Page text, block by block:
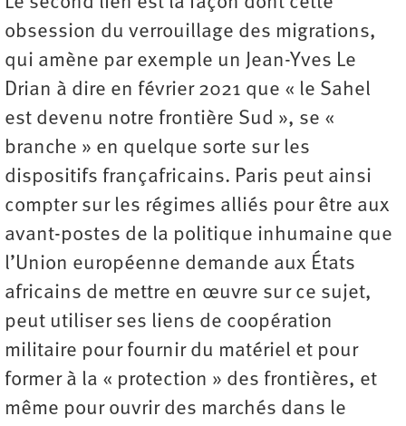
obsession du verrouillage des migrations,
qui amène par exemple un Jean-Yves Le
Drian à dire en février 2021 que « le Sahel
est devenu notre frontière Sud », se «
branche » en quelque sorte sur les
dispositifs françafricains. Paris peut ainsi
compter sur les régimes alliés pour être aux
avant-postes de la politique inhumaine que
l’Union européenne demande aux États
africains de mettre en œuvre sur ce sujet,
peut utiliser ses liens de coopération
militaire pour fournir du matériel et pour
former à la « protection » des frontières, et
même pour ouvrir des marchés dans le